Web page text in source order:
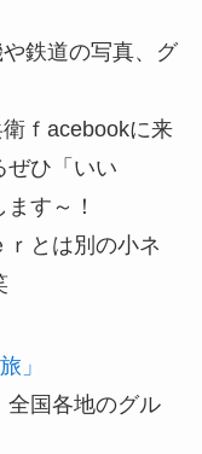
鉄道の写真、グ
ｆacebookに来
ぜひ「いい
す～！
とは別の小ネ
」
全国各地のグル